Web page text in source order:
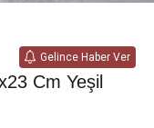
Gelince Haber Ver
Cm Yeşil